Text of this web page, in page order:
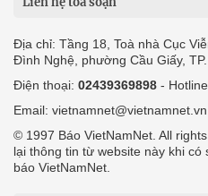
Địa chỉ: Tầng 18, Toà nhà Cục
Đình Nghệ, phường Cầu Giấy, TP.
Điện thoại: 02439369898 -
Email: vietnamnet@vietnamnet.vn
© 1997 Báo VietNamNet. All
lại thông tin từ website này khi
báo VietNamNet.